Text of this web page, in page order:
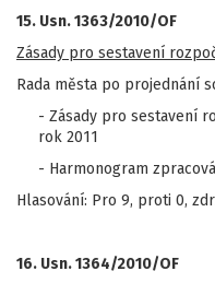
15. Usn. 1363/2010/OF
Zásady pro sestavení
Rada města po projednání
- Zásady pro sestavení
rok 2011
- Harmonogram
Hlasování: Pro 9, proti 0,
16. Usn. 1364/2010/OF